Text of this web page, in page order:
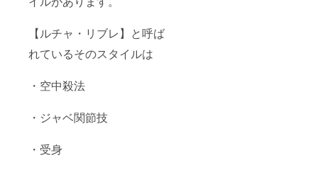
【ルチャ・リブレ】と呼ば
れているそのスタイルは
・空中殺法
・ジャベ関節技
・受身